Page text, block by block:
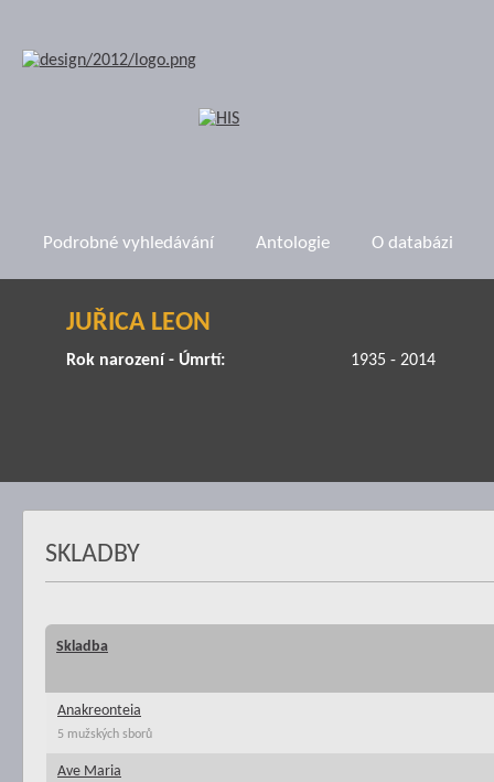
Podrobné vyhledávání Antologie O databázi
JUŘICA LEON
Rok narození - Úmrtí: 1935 - 2014
SKLADBY
Skladba
Anakreonteia
5 mužských sborů
Ave Maria